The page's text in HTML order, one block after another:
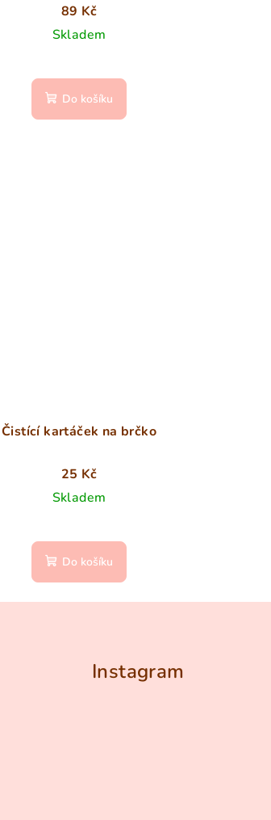
89 Kč
Skladem
Do košíku
Čistící kartáček na brčko
25 Kč
Skladem
Do košíku
Instagram